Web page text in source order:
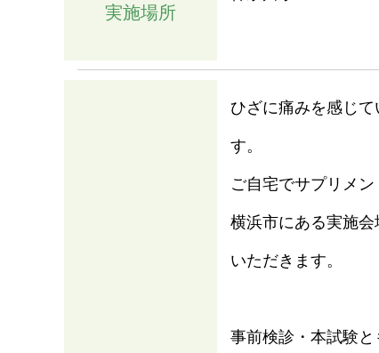
実施場所
ひざに痛みを感じ
す。
ご自宅でサプリメン
横浜市にある実施
いただきます。
事前検診・本試験と